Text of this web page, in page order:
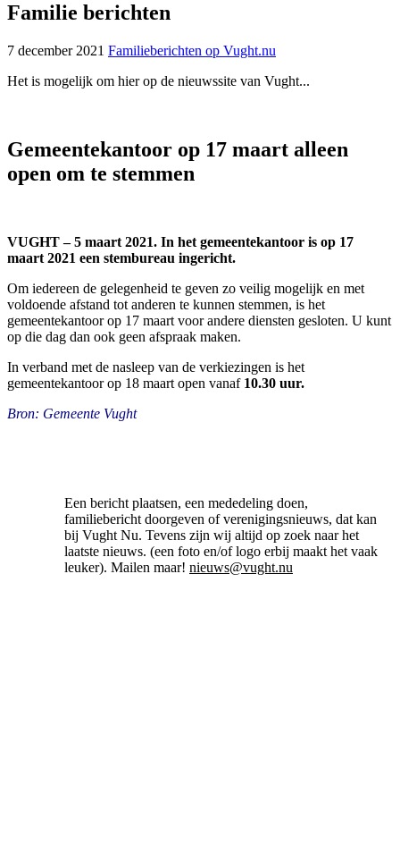
Familie berichten
7 december 2021 Familieberichten op Vught.nu
Het is mogelijk om hier op de nieuwssite van Vught...
Gemeentekantoor op 17 maart alleen
open om te stemmen
VUGHT – 5 maart 2021. In het gemeentekantoor is op 17
maart 2021 een stembureau ingericht.
Om iedereen de gelegenheid te geven zo veilig mogelijk en met
voldoende afstand tot anderen te kunnen stemmen, is het
gemeentekantoor op 17 maart voor andere diensten gesloten. U kunt
op die dag dan ook geen afspraak maken.
In verband met de nasleep van de verkiezingen is het
gemeentekantoor op 18 maart open vanaf 10.30 uur.
Bron: Gemeente Vught
Een bericht plaatsen, een mededeling doen,
familiebericht doorgeven of verenigingsnieuws, dat kan
bij Vught Nu. Tevens zijn wij altijd op zoek naar het
laatste nieuws. (een foto en/of logo erbij maakt het vaak
leuker). Mailen maar! nieuws@vught.nu